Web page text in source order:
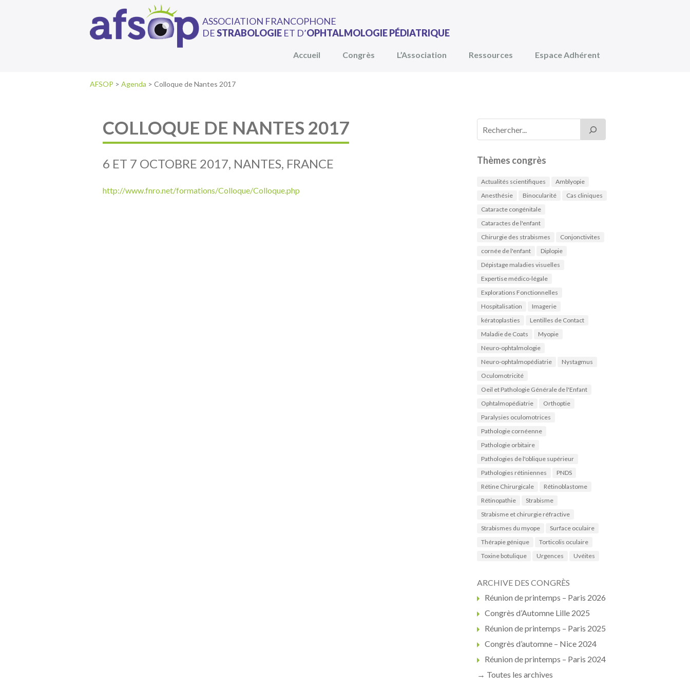
ASSOCIATION FRANCOPHONE
DESTRABOLOGIE ET D’OPHTALMOLOGIE PÉDIATRIQUE
Accueil Congrès L’Association Ressources Espace Adhérent
AFSOP > Agenda > Colloque de Nantes 2017
COLLOQUE DE NANTES 2017
6 ET 7 OCTOBRE 2017, NANTES, FRANCE
http://www.fnro.net/formations/Colloque/Colloque.php
Thèmes congrès
Actualités scientifiques
Amblyopie
Anesthésie
Binocularité
Cas cliniques
Cataracte congénitale
Cataractes de l'enfant
Chirurgie des strabismes
Conjonctivites
cornée de l'enfant
Diplopie
Dépistage maladies visuelles
Expertise médico-légale
Explorations Fonctionnelles
Hospitalisation
Imagerie
kératoplasties
Lentilles de Contact
Maladie de Coats
Myopie
Neuro-ophtalmologie
Neuro-ophtalmopédiatrie
Nystagmus
Oculomotricité
Oeil et Pathologie Générale de l'Enfant
Ophtalmopédiatrie
Orthoptie
Paralysies oculomotrices
Pathologie cornéenne
Pathologie orbitaire
Pathologies de l'oblique supérieur
Pathologies rétiniennes
PNDS
Rétine Chirurgicale
Rétinoblastome
Rétinopathie
Strabisme
Strabisme et chirurgie réfractive
Strabismes du myope
Surface oculaire
Thérapie génique
Torticolis oculaire
Toxine botulique
Urgences Uvéites
ARCHIVE DES CONGRÈS
Réunion de printemps – Paris 2026
Congrès d’Automne Lille 2025
Réunion de printemps – Paris 2025
Congrès d’automne – Nice 2024
Réunion de printemps – Paris 2024
→ Toutes les archives